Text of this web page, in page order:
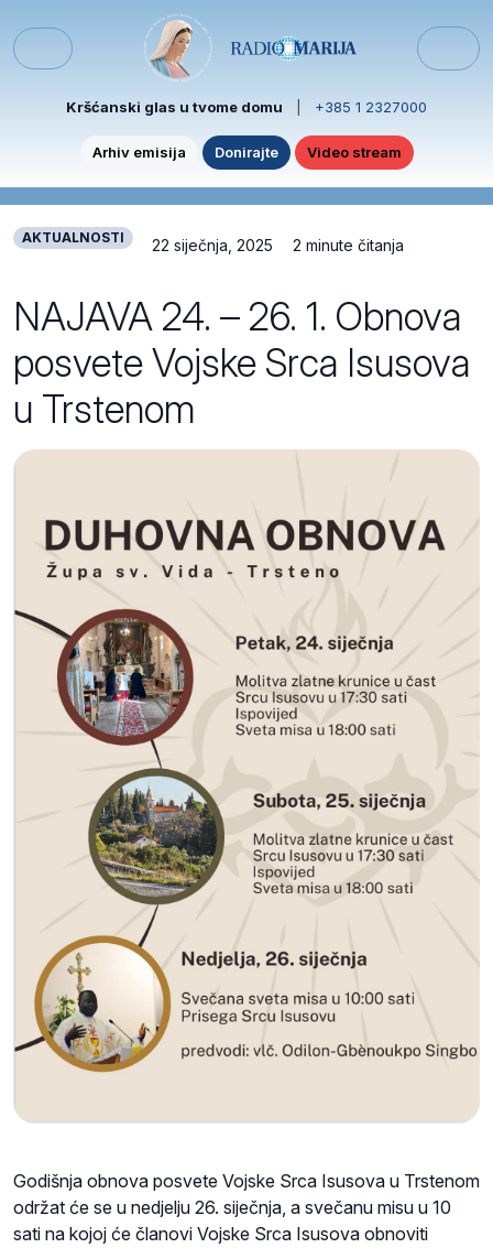
Menu
Kršćanski glas u tvome domu +385 1 2327000
Arhiv emisija Donirajte Video stream
AKTUALNOSTI 22 siječnja, 2025 2 minute čitanja
NAJAVA 24. – 26. 1. Obnova
posvete Vojske Srca Isusova
u Trstenom
Godišnja obnova posvete Vojske Srca Isusova u Trstenom
održat će se u nedjelju 26. siječnja, a svečanu misu u 10
sati na kojoj će članovi Vojske Srca Isusova obnoviti